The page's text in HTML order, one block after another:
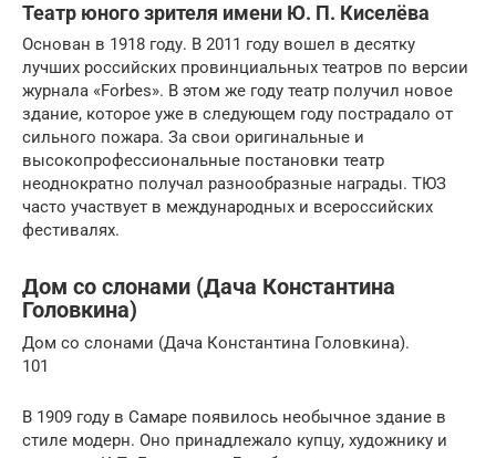
Театр юного зрителя имени Ю. П. Киселёва
Основан в 1918 году. В 2011 году вошел в десятку
лучших российских провинциальных театров по версии
журнала «Forbes». В этом же году театр получил новое
здание, которое уже в следующем году пострадало от
сильного пожара. За свои оригинальные и
высокопрофессиональные постановки театр
неоднократно получал разнообразные награды. ТЮЗ
часто участвует в международных и всероссийских
фестивалях.
Дом со слонами (Дача Константина
Головкина)
Дом со слонами (Дача Константина Головкина).
101
В 1909 году в Самаре появилось необычное здание в
стиле модерн. Оно принадлежало купцу, художнику и